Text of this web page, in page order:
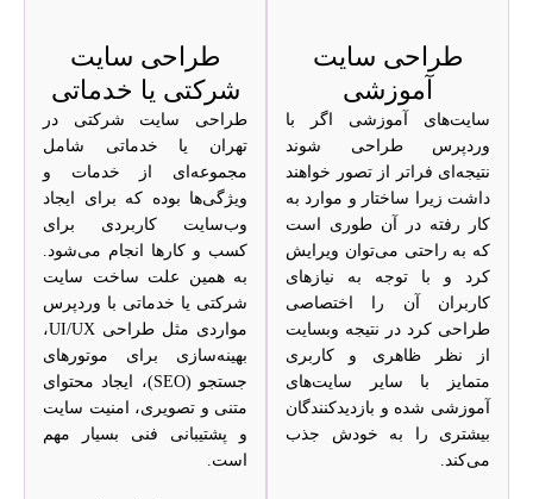
طراحی سایت
آموزشی
سایت‌های آموزشی اگر با
وردپرس طراحی شوند
نتیجه‌ای فراتر از تصور خواهند
داشت زیرا ساختار و موارد به
کار رفته در آن طوری است
که به راحتی می‌‌توان ویرایش
کرد و با توجه به نیازهای
کاربران آن را اختصاصی
طراحی کرد در نتیجه وبسایت
از نظر ظاهری و کاربری
متمایز با سایر سایت‌های
آموزشی شده و بازدیدکنندگان
بیشتری را به خودش جذب
می‌کند.
طراحی سایت
شرکتی یا خدماتی
طراحی سایت شرکتی در
تهران یا خدماتی شامل
مجموعه‌ای از خدمات و
ویژگی‌ها بوده که برای ایجاد
وب‌سایت کاربردی برای
کسب و کارها انجام می‌شود.
به همین علت ساخت سایت
شرکتی یا خدماتی با وردپرس
مواردی مثل طراحی UI/UX،
بهینه‌سازی برای موتورهای
جستجو (SEO)، ایجاد محتوای
متنی و تصویری، امنیت سایت
و پشتیبانی فنی بسیار مهم
است.